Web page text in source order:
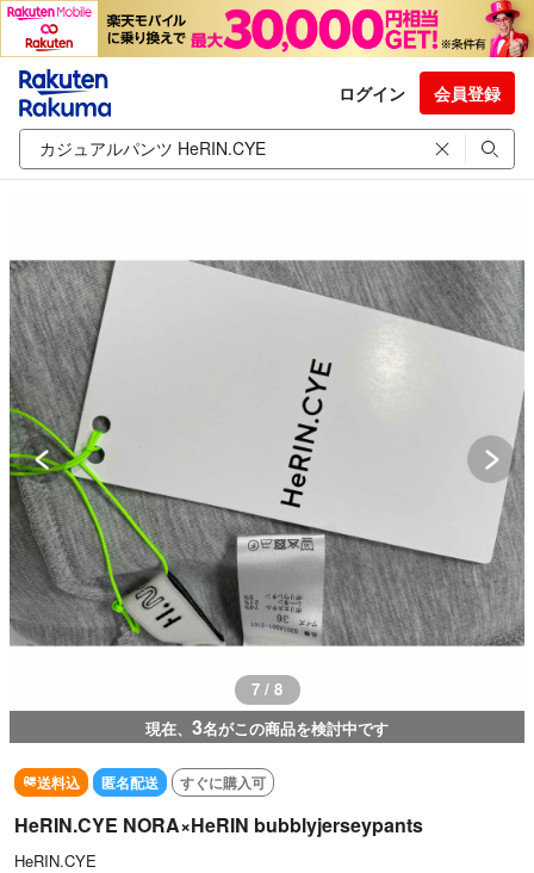
ログイン 会員登録
7 / 8
現在、 3名がこの商品を検討中です
送料込 匿名配送 すぐに購入可
HeRIN.CYE NORA×HeRIN bubblyjerseypants
HeRIN.CYE